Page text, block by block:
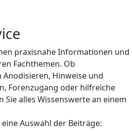
praxisnahe Informationen und
Fachthemen. Ob
Hinweise und
Forenzugang oder hilfreiche
alles Wissenswerte an einem
Auswahl der Beiträge: